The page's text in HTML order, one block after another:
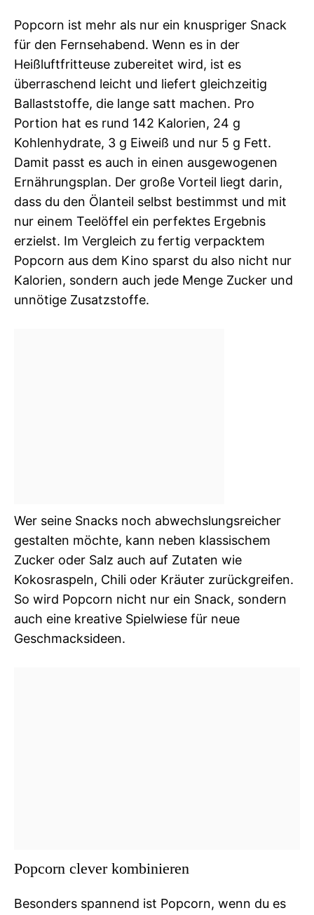
Popcorn ist mehr als nur ein knuspriger Snack
für den Fernsehabend. Wenn es in der
Heißluftfritteuse zubereitet wird, ist es
überraschend leicht und liefert gleichzeitig
Ballaststoffe, die lange satt machen. Pro
Portion hat es rund 142 Kalorien, 24 g
Kohlenhydrate, 3 g Eiweiß und nur 5 g Fett.
Damit passt es auch in einen ausgewogenen
Ernährungsplan. Der große Vorteil liegt darin,
dass du den Ölanteil selbst bestimmst und mit
nur einem Teelöffel ein perfektes Ergebnis
erzielst. Im Vergleich zu fertig verpacktem
Popcorn aus dem Kino sparst du also nicht nur
Kalorien, sondern auch jede Menge Zucker und
unnötige Zusatzstoffe.
Wer seine Snacks noch abwechslungsreicher
gestalten möchte, kann neben klassischem
Zucker oder Salz auch auf Zutaten wie
Kokosraspeln, Chili oder Kräuter zurückgreifen.
So wird Popcorn nicht nur ein Snack, sondern
auch eine kreative Spielwiese für neue
Geschmacksideen.
Popcorn clever kombinieren
Besonders spannend ist Popcorn, wenn du es